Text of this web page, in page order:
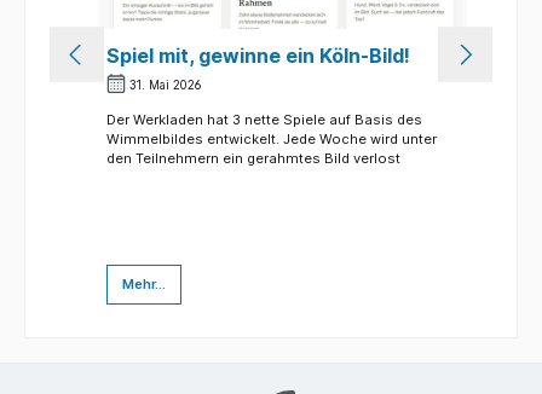
Spiel mit, gewinne ein Köln-Bild!
31. Mai 2026
Der Werkladen hat 3 nette Spiele auf Basis des
Wimmelbildes entwickelt. Jede Woche wird unter
den Teilnehmern ein gerahmtes Bild verlost
Mehr...